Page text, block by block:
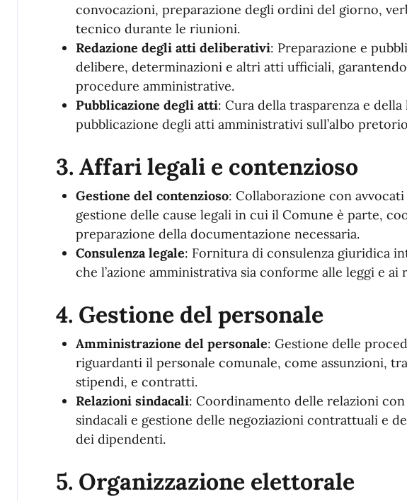
convocazioni, preparazione degli ordini del giorno,
tecnico durante le riunioni.
Redazione degli atti deliberativi: Preparazione e
delibere, determinazioni e altri atti ufficiali,
procedure amministrative.
Pubblicazione degli atti: Cura della trasparenza e
pubblicazione degli atti amministrativi sull’albo
3. Affari legali e contenzioso
Gestione del contenzioso: Collaborazione con
gestione delle cause legali in cui il Comune è parte,
preparazione della documentazione necessaria.
Consulenza legale: Fornitura di consulenza giuridica
che l’azione amministrativa sia conforme alle leggi e ai
4. Gestione del personale
Amministrazione del personale: Gestione delle
riguardanti il personale comunale, come assunzioni,
stipendi, e contratti.
Relazioni sindacali: Coordinamento delle relazioni
sindacali e gestione delle negoziazioni contrattuali e
dei dipendenti.
5. Organizzazione elettorale